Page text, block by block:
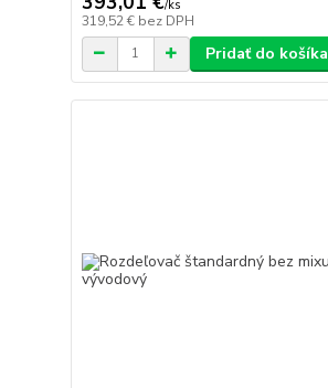
/ks
319,52 € bez DPH
Pridať do košíka